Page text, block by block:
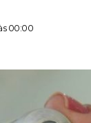
00:00